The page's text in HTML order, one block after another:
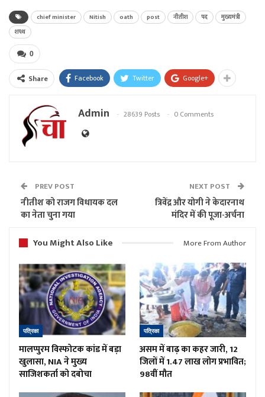
chief minister Nitish oath post नीतीश पद
मुख्यमंत्री
शपथ
0
Share Facebook Twitter Google+
Admin 28639 Posts 0 Comments
PREV POST
नीतीश को राजग विधायक दल
का नेता चुना गया
NEXT POST
त्रिवेंद्र और योगी ने केदारनाथ
मंदिर में की पूजा-अर्चना
You Might Also Like
More From Author
पत्रिका
मालप्पुरम विस्फोटक कांड में बड़ा
खुलासा, NIA ने मुख्य
साजिशकर्ता को दबोचा
पत्रिका
असम में बाढ़ का कहर जारी, 12
जिलों में 1.47 लाख लोग प्रभावित;
98वीं मौत